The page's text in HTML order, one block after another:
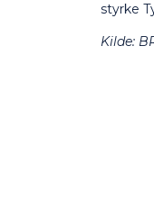
styrke
Kilde: